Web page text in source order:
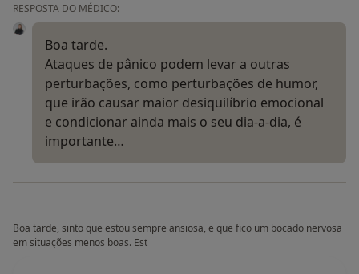
RESPOSTA DO MÉDICO:
Boa tarde.
Ataques de pânico podem levar a outras
perturbações, como perturbações de humor,
que irão causar maior desiquilíbrio emocional
e condicionar ainda mais o seu dia-a-dia, é
importante…
Boa tarde, sinto que estou sempre ansiosa, e que fico um bocado nervosa
em situações menos boas. Est